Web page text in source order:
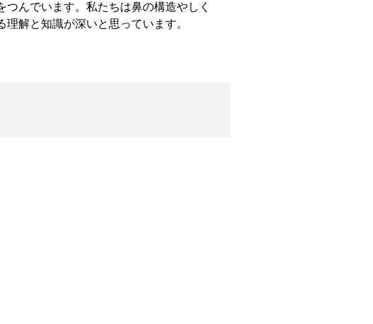
んでいます。私たちは鼻の構造やしく
解と知識が深いと思っています。